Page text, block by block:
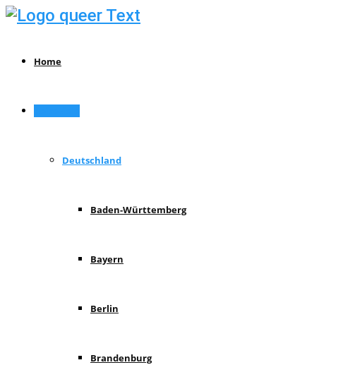
Home
Deutschland
Baden-Württemberg
Bayern
Berlin
Brandenburg